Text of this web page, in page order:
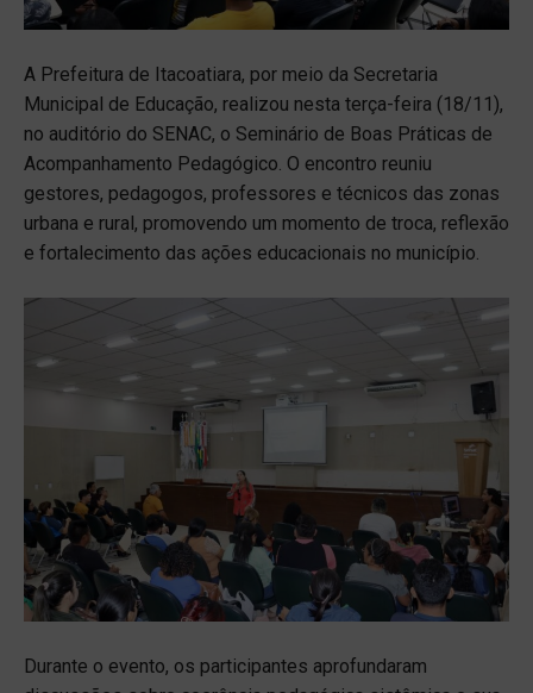
A Prefeitura de Itacoatiara, por meio da Secretaria
Municipal de Educação, realizou nesta terça-feira (18/11),
no auditório do SENAC, o Seminário de Boas Práticas de
Acompanhamento Pedagógico. O encontro reuniu
gestores, pedagogos, professores e técnicos das zonas
urbana e rural, promovendo um momento de troca, reflexão
e fortalecimento das ações educacionais no município.
Durante o evento, os participantes aprofundaram